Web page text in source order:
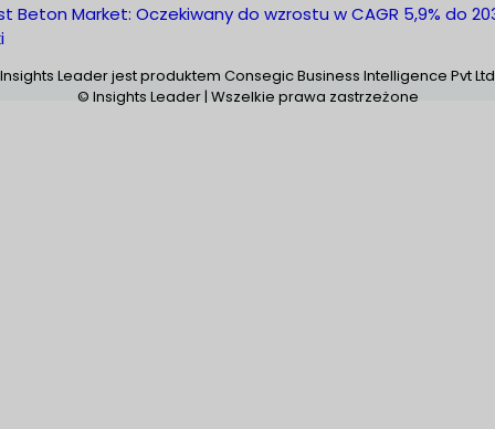
Beton Market: Oczekiwany do wzrostu w CAGR 5,9% do
Insights Leader jest produktem Consegic Business Intelligence Pvt Ltd
© Insights Leader | Wszelkie prawa zastrzeżone